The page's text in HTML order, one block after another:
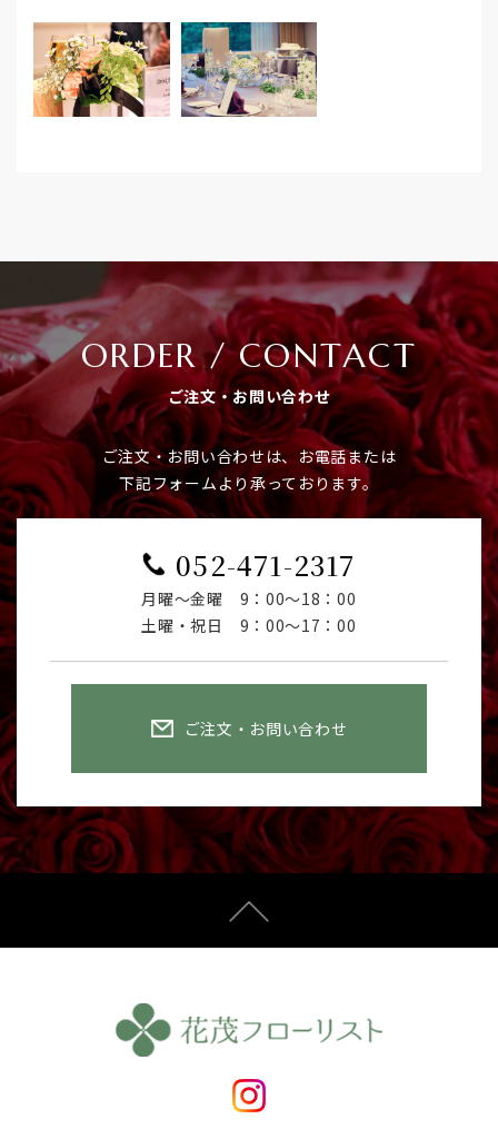
ORDER / CONTACT
ご注文・お問い合わせ
ご注文・お問い合わせは、お電話または
下記フォームより承っております。
052-471-2317
月曜～金曜 9：00～18：00
​​​​​​​土曜・祝日 9：00～17：00
ご注文・お問い合わせ